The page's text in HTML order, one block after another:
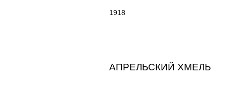
1918
АПРЕЛЬСКИЙ ХМЕЛЬ